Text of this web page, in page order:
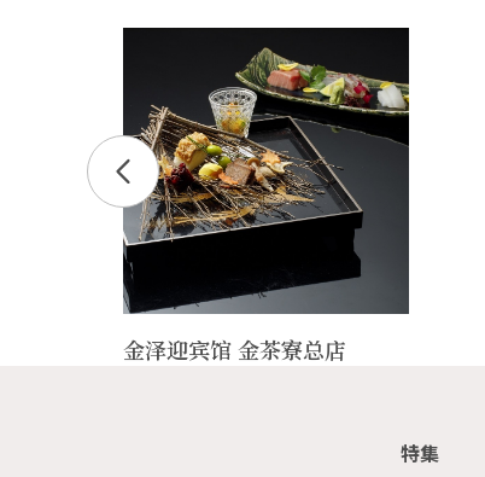
金泽迎宾馆 金茶寮总店
特集